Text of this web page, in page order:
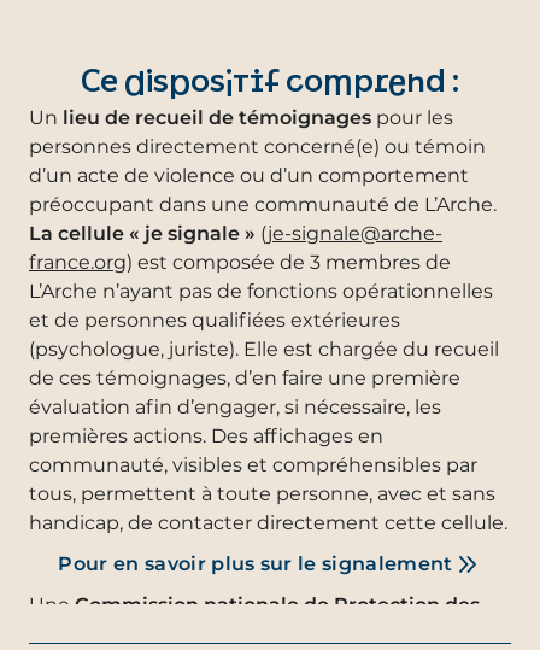
Ce dispositif comprend :
Un lieu de recueil de témoignages pour les
personnes directement concerné(e) ou témoin
d’un acte de violence ou d’un comportement
préoccupant dans une communauté de L’Arche.
La cellule « je signale » (je-signale@arche-
france.org) est composée de 3 membres de
L’Arche n’ayant pas de fonctions opérationnelles
et de personnes qualifiées extérieures
(psychologue, juriste). Elle est chargée du recueil
de ces témoignages, d’en faire une première
évaluation afin d’engager, si nécessaire, les
premières actions. Des affichages en
communauté, visibles et compréhensibles par
tous, permettent à toute personne, avec et sans
handicap, de contacter directement cette cellule.
Pour en savoir plus sur le signalement
Une Commission nationale de Protection des